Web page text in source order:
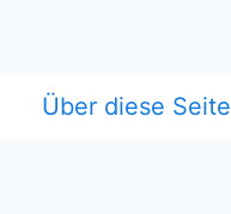
Über diese Seite